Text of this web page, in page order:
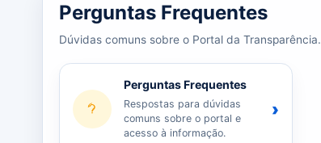
Perguntas Frequentes
Dúvidas comuns sobre o Portal da Transparência.
Perguntas Frequentes
Respostas para dúvidas
comuns sobre o portal e
acesso à informação.
›